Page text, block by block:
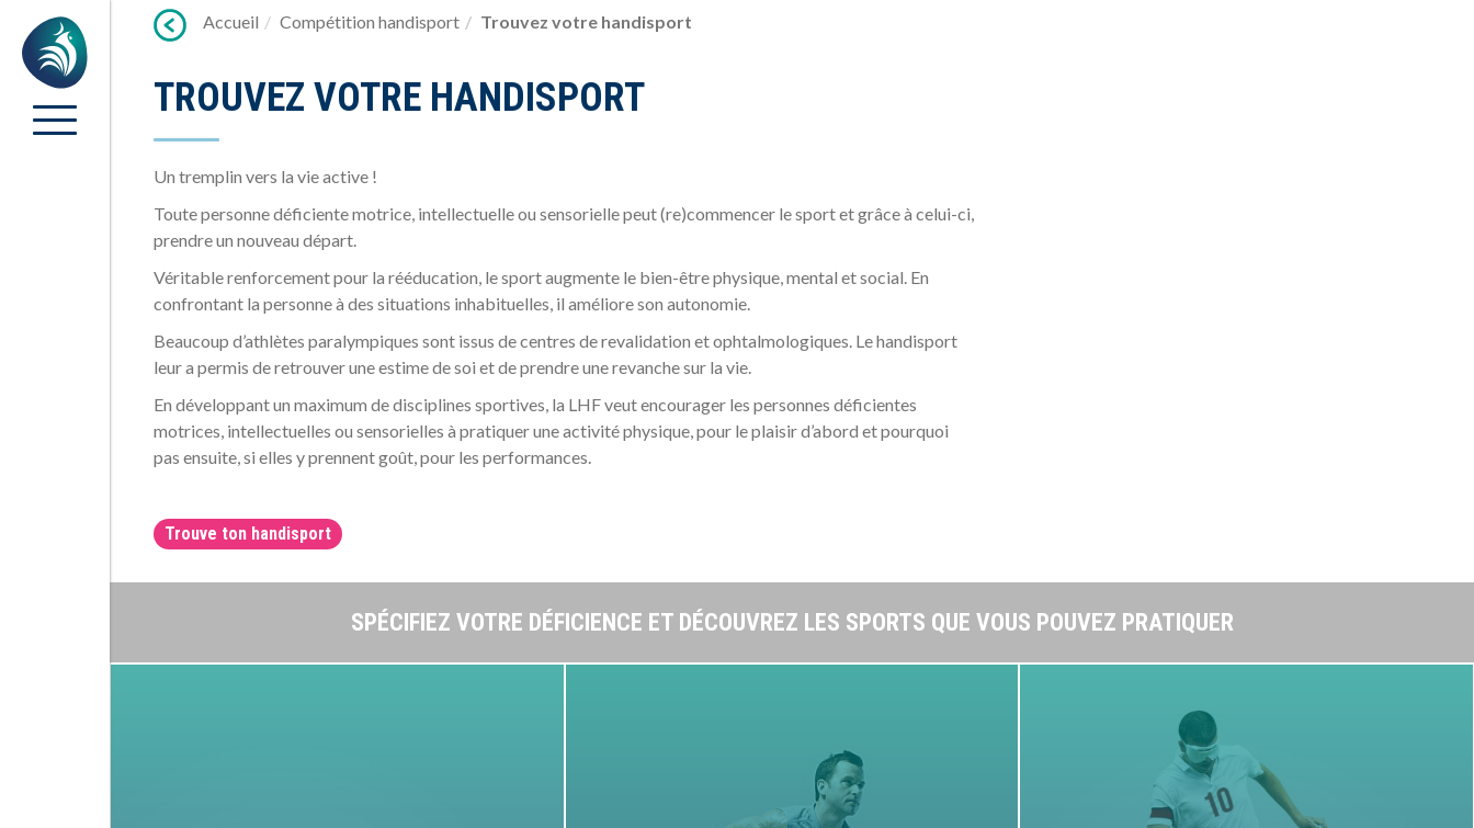
Accueil Compétition handisport Trouvez votre handisport
TROUVEZ VOTRE HANDISPORT
Un tremplin vers la vie active !
Toute personne déficiente motrice, intellectuelle ou sensorielle peut (re)commencer le sport et grâce à celui-ci,
prendre un nouveau départ.
Véritable renforcement pour la rééducation, le sport augmente le bien-être physique, mental et social. En
confrontant la personne à des situations inhabituelles, il améliore son autonomie.
Beaucoup d’athlètes paralympiques sont issus de centres de revalidation et ophtalmologiques. Le handisport
leur a permis de retrouver une estime de soi et de prendre une revanche sur la vie.
En développant un maximum de disciplines sportives, la LHF veut encourager les personnes déficientes
motrices, intellectuelles ou sensorielles à pratiquer une activité physique, pour le plaisir d’abord et pourquoi
pas ensuite, si elles y prennent goût, pour les performances.
Trouve ton handisport
SPÉCIFIEZ VOTRE DÉFICIENCE ET DÉCOUVREZ LES SPORTS QUE VOUS POUVEZ PRATIQUER